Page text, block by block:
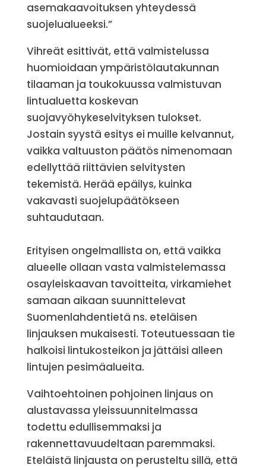
asemakaavoituksen yhteydessä
suojelualueeksi.”
Vihreät esittivät, että valmistelussa
huomioidaan ympäristölautakunnan
tilaaman ja toukokuussa valmistuvan
lintualuetta koskevan
suojavyöhykeselvityksen tulokset.
Jostain syystä esitys ei muille kelvannut,
vaikka valtuuston päätös nimenomaan
edellyttää riittävien selvitysten
tekemistä. Herää epäilys, kuinka
vakavasti suojelupäätökseen
suhtaudutaan.
Erityisen ongelmallista on, että vaikka
alueelle ollaan vasta valmistelemassa
osayleiskaavan tavoitteita, virkamiehet
samaan aikaan suunnittelevat
Suomenlahdentietä ns. eteläisen
linjauksen mukaisesti. Toteutuessaan tie
halkoisi lintukosteikon ja jättäisi alleen
lintujen pesimäalueita.
Vaihtoehtoinen pohjoinen linjaus on
alustavassa yleissuunnitelmassa
todettu edullisemmaksi ja
rakennettavuudeltaan paremmaksi.
Eteläistä linjausta on perusteltu sillä, että